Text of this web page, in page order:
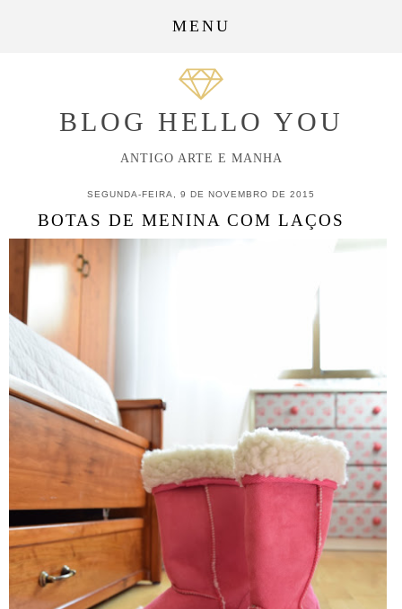
MENU
BLOG HELLO YOU
ANTIGO ARTE E MANHA
SEGUNDA-FEIRA, 9 DE NOVEMBRO DE 2015
BOTAS DE MENINA COM LAÇOS